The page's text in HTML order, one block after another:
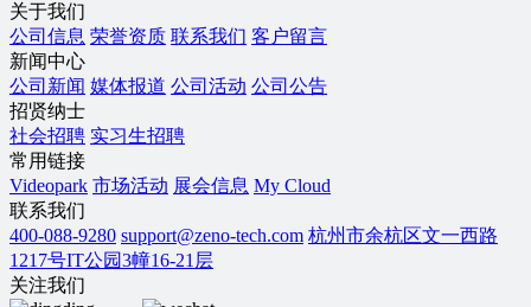
关于我们
公司信息 荣誉资质 联系我们 客户留言
新闻中心
公司新闻 媒体报道 公司活动 公司公告
招贤纳士
社会招聘 实习生招聘
常用链接
Videopark 市场活动 展会信息 My Cloud
联系我们
400-088-9280 support@zeno-tech.com 杭州市余杭区文一西路
1217号IT公园3幢16-21层
关注我们